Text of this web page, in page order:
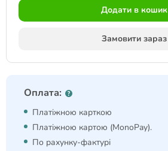
Додати в кошик
Замовити зараз
Оплата:
Платіжною карткою
Платіжною картою (MonoPay).
По рахунку-фактурі